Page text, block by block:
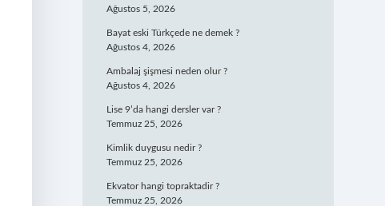
Ağustos 5, 2026
Bayat eski Türkçede ne demek ?
Ağustos 4, 2026
Ambalaj şişmesi neden olur ?
Ağustos 4, 2026
Lise 9’da hangi dersler var ?
Temmuz 25, 2026
Kimlik duygusu nedir ?
Temmuz 25, 2026
Ekvator hangi topraktadir ?
Temmuz 25, 2026